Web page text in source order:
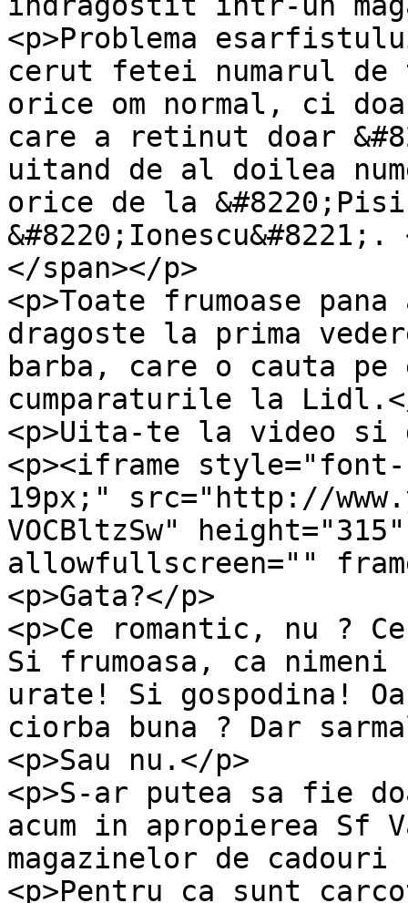
<p>Problema
cerut fetei numarul de
orice om normal, ci
care a retinut doar
uitand de al doilea
orice de la
&#8220;Ionescu&#8221;.
</span></p>
<p>Toate frumoase
dragoste la prima
barba, care o cauta
cumparaturile la
<p>Uita-te la video si
<p><iframe
19px;" src="http://
VOCBltzSw"
allowfullscreen=""
<p>Gata?</p>
<p>Ce romantic, nu ?
Si frumoasa, ca
urate! Si gospodina!
ciorba buna ? Dar
<p>Sau nu.</p>
<p>S-ar putea sa fie
acum in apropierea Sf
magazinelor de cadouri
<p>Pentru ca sunt